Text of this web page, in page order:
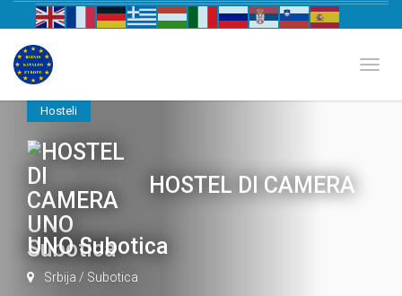
Hosteli
HOSTEL DI CAMERA
UNO Subotica
Srbija / Subotica